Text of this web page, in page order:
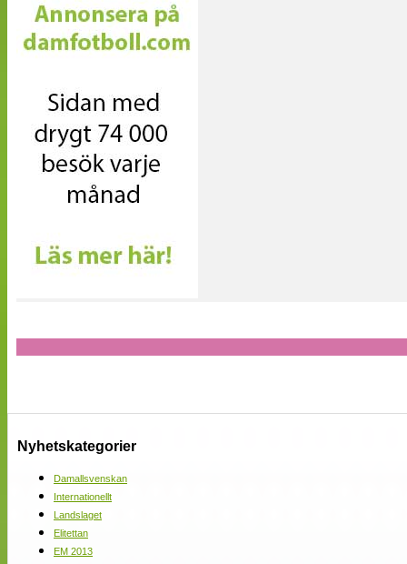
Nyhetskategorier
Damallsvenskan
Internationellt
Landslaget
Elitettan
EM 2013